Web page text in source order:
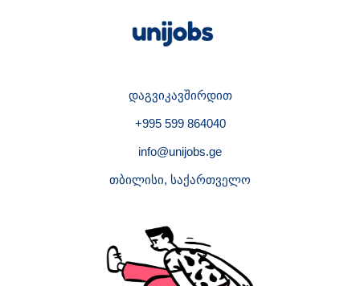
დაგვიკავშირდით
+995 599 864040
info@unijobs.ge
თბილისი, საქართველო